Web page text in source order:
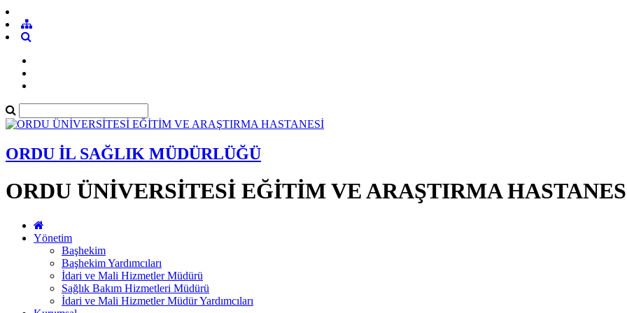
ORDU İL SAĞLIK MÜDÜRLÜĞÜ
ORDU ÜNİVERSİTESİ EĞİTİM VE ARAŞTIRMA
Yönetim
Başhekim
Başhekim Yardımcıları
İdari ve Mali Hizmetler Müdürü
Sağlık Bakım Hizmetleri Müdürü
İdari ve Mali Hizmetler Müdür Yardımcıları